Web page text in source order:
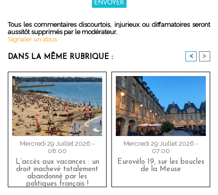
Tous les commentaires discourtois, injurieux ou diffamatoires seront
aussitôt supprimés par le modérateur.
Signaler un abus
DANS LA MÊME RUBRIQUE : < >
Mercredi 29 Juillet 2026 -
08:00
L’accès aux vacances : un
droit inachevé totalement
abandonné par les
politiques français !
Mercredi 29 Juillet 2026 -
07:00
Eurovélo 19, sur les boucles
de la Meuse